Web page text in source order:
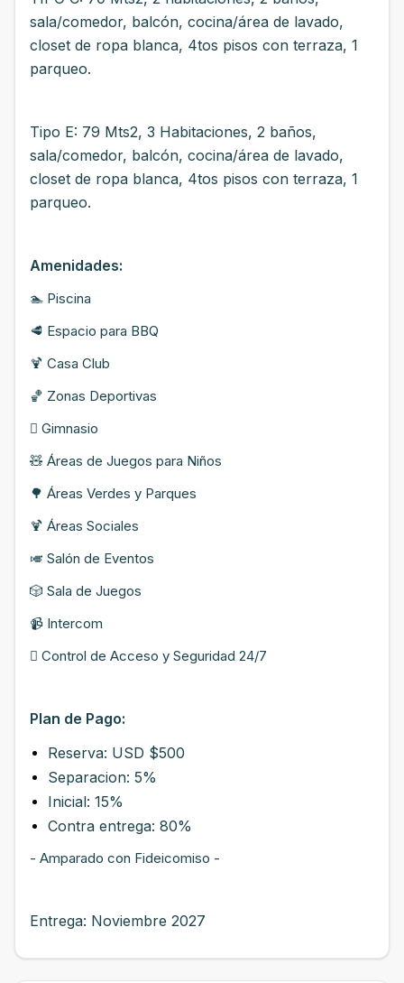
sala/comedor, balcón, cocina/área de lavado,
closet de ropa blanca, 4tos pisos con terraza, 1
parqueo.
Tipo E: 79 Mts2, 3 Habitaciones, 2 baños,
sala/comedor, balcón, cocina/área de lavado,
closet de ropa blanca, 4tos pisos con terraza, 1
parqueo.
Amenidades:
🏊 Piscina
🥩 Espacio para BBQ
🍹 Casa Club
🏀 Zonas Deportivas
󰝮 Gimnasio
🧸 Áreas de Juegos para Niños
🌳 Áreas Verdes y Parques
🍹 Áreas Sociales
🎺 Salón de Eventos
🎲 Sala de Juegos
📹 Intercom
󰠕 Control de Acceso y Seguridad 24/7
Plan de Pago:
Reserva: USD $500
Separacion: 5%
Inicial: 15%
Contra entrega: 80%
- Amparado con Fideicomiso -
Entrega: Noviembre 2027